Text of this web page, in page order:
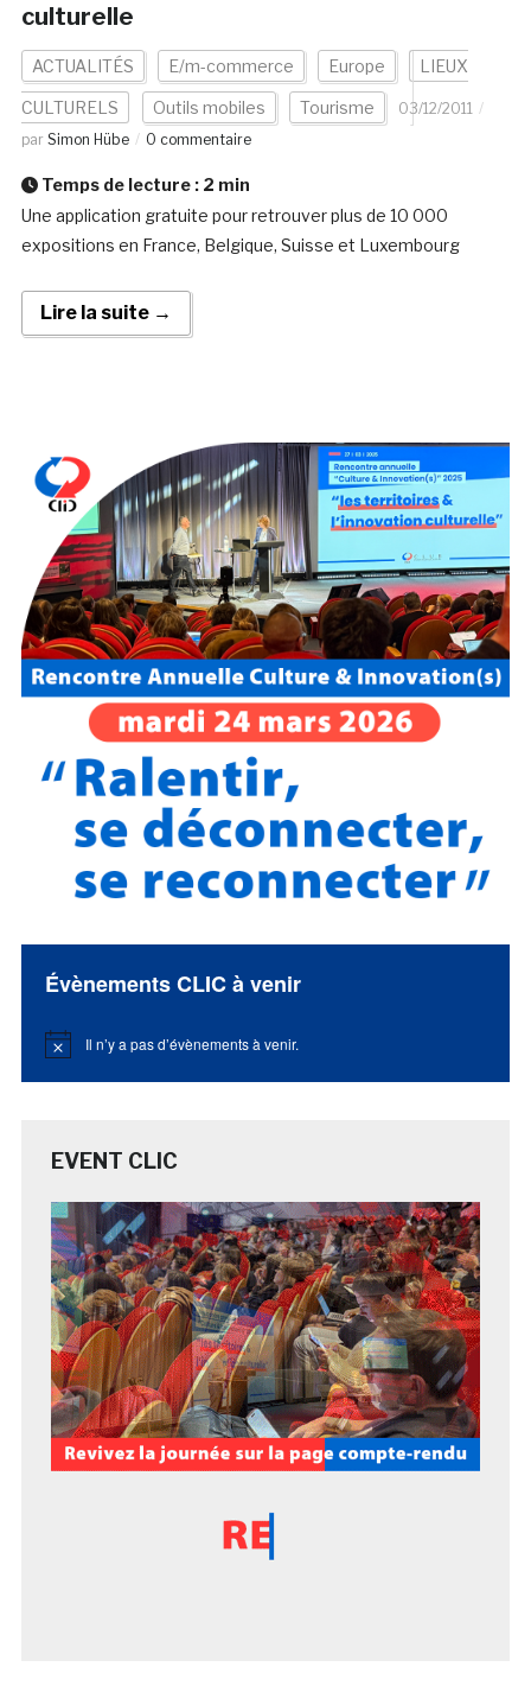
culturelle
ACTUALITÉS E/m-commerce Europe LIEUX
CULTURELS Outils mobiles Tourisme
03/12/2011
par Simon Hübe 0 commentaire
Temps de lecture : 2 min
Une application gratuite pour retrouver plus de 10 000
expositions en France, Belgique, Suisse et Luxembourg
Lire la suite →
Évènements CLIC à venir
Notice Il n’y a pas d’évènements à venir.
EVENT CLIC